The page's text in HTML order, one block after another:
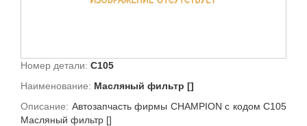
Номер детали: C105
Наименование: Масляный фильтр []
Описание: Автозапчасть фирмы CHAMPION с кодом C105
Масляный фильтр []